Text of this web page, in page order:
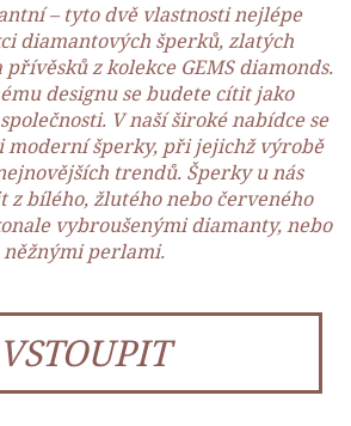
– tyto dvě vlastnosti nejlépe
diamantových šperků, zlatých
z kolekce GEMS diamonds.
designu se budete cítit jako
V naší široké nabídce se
moderní šperky, při jejichž výrobě
trendů. Šperky u nás
z bílého, žlutého nebo červeného
vybroušenými diamanty, nebo
něžnými perlami.
VSTOUPIT